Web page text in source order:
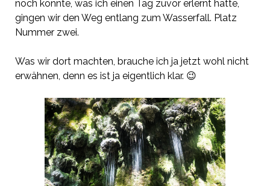
noch konnte, was ich einen Tag zuvor erlernt hatte,
gingen wir den Weg entlang zum Wasserfall. Platz
Nummer zwei.
Was wir dort machten, brauche ich ja jetzt wohl nicht
erwähnen, denn es ist ja eigentlich klar. 😉